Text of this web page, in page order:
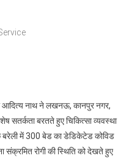
नाथ ने लखनऊ, कानपुर नगर,
सतर्कता बरतते हुए चिकित्सा व्यवस्था
बरेली में 300 बेड का डेडिकेटेड कोविड
संक्रमित रोगी की स्थिति को देखते हुए